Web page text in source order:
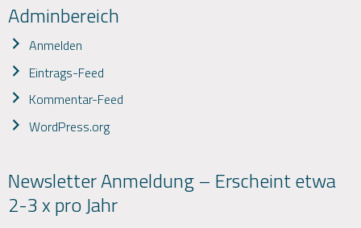
Adminbereich
Anmelden
Eintrags-Feed
Kommentar-Feed
WordPress.org
Newsletter Anmeldung – Erscheint etwa
2-3 x pro Jahr